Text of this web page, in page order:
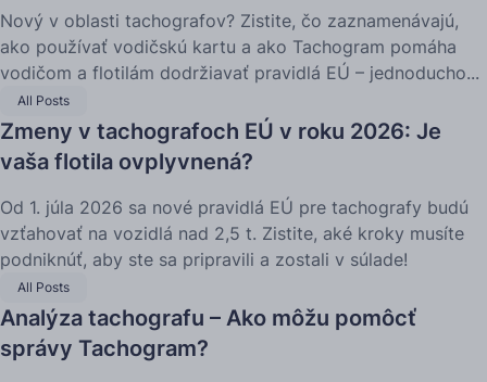
Nový v oblasti tachografov? Zistite, čo zaznamenávajú,
ako používať vodičskú kartu a ako Tachogram pomáha
vodičom a flotilám dodržiavať pravidlá EÚ – jednoducho...
All Posts
Zmeny v tachografoch EÚ v roku 2026: Je
vaša flotila ovplyvnená?
Od 1. júla 2026 sa nové pravidlá EÚ pre tachografy budú
vzťahovať na vozidlá nad 2,5 t. Zistite, aké kroky musíte
podniknúť, aby ste sa pripravili a zostali v súlade!
All Posts
Analýza tachografu – Ako môžu pomôcť
správy Tachogram?